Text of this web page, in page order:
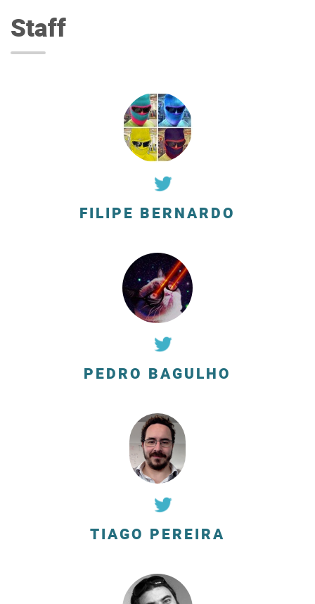
Staff
FILIPE BERNARDO
PEDRO BAGULHO
TIAGO PEREIRA